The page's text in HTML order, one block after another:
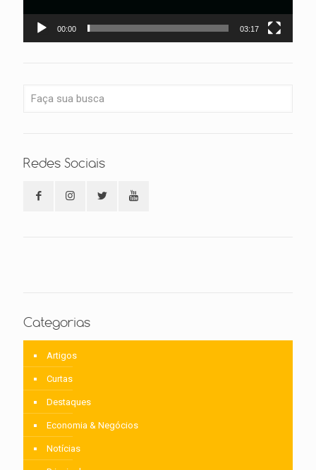
00:00 03:17
Redes Sociais
Categorias
Artigos
Curtas
Destaques
Economia & Negócios
Notícias